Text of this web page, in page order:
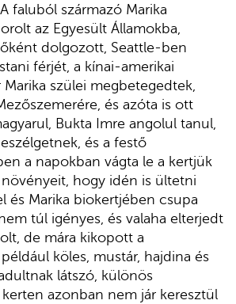
faluból származó Marika
az Egyesült Államokba,
dolgozott, Seattle-ben
férjét, a kínai-amerikai
szülei megbetegedtek,
és azóta is ott
Bukta Imre angolul tanul,
és a festő
a napokban vágta le a kertjük
növényeit, hogy idén is ültetni
és Marika biokertjében csupa
túl igényes, és valaha elterjedt
de mára kikopott a
köles, mustár, hajdina és
látszó, különös
azonban nem jár keresztül